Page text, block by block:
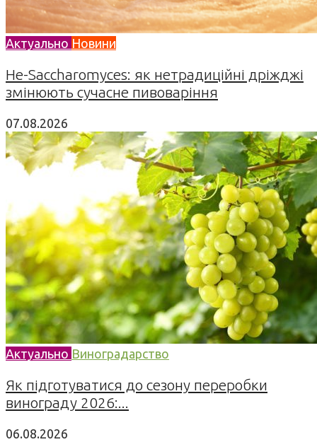
Актуально Новини
Не-Saccharomyces: як нетрадиційні дріжджі
змінюють сучасне пивоваріння
07.08.2026
Актуально Виноградарство
Як підготуватися до сезону переробки
винограду 2026:...
06.08.2026